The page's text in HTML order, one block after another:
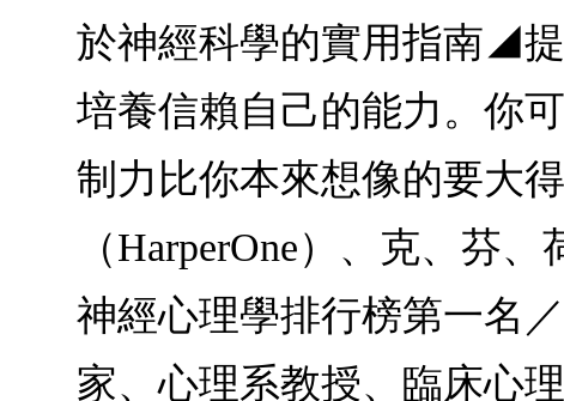
於神經科學的實用指南◢
培養信賴自己的能力。你
制力比你本來想像的要大
（HarperOne）、克、芬
神經心理學排行榜第一名
家、心理系教授、臨床心